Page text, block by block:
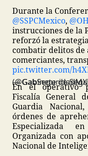
Durante la
@SSPCMexico,
instrucciones de la
reforzó la
combatir delitos
comerciantes,
pic.twitter.com/
— Gabinete de Seguridad de México
En el operativo
Fiscalía General
Guardia
órdenes de
Especializada
Organizada con
Nacional de